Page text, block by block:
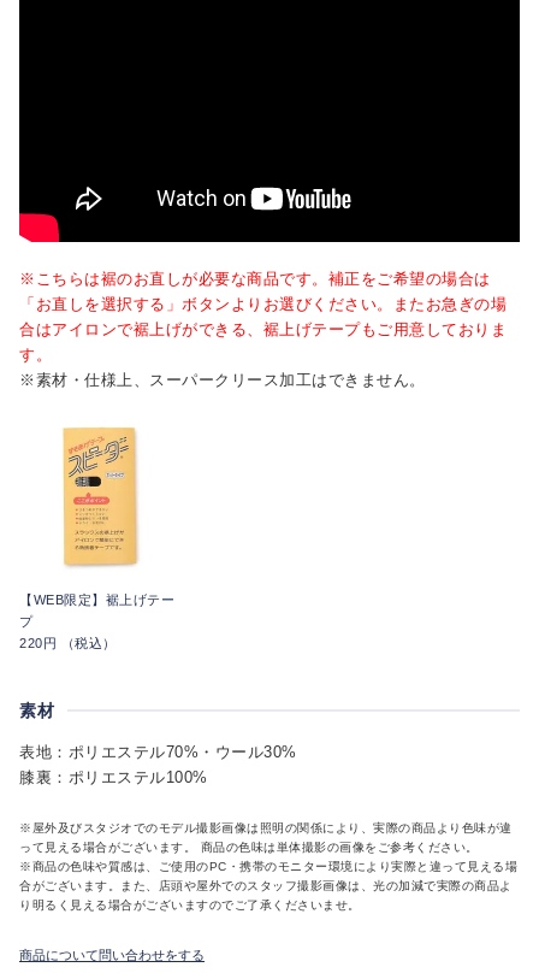
※こちらは裾のお直しが必要な商品です。補正をご希望の場合は
「お直しを選択する」ボタンよりお選びください。またお急ぎの場
合はアイロンで裾上げができる、裾上げテープもご用意しておりま
す。
※素材・仕様上、スーパークリース加工はできません。
【WEB限定】裾上げテー
プ
220円 （税込）
素材
表地：ポリエステル70%・ウール30%
膝裏：ポリエステル100%
※屋外及びスタジオでのモデル撮影画像は照明の関係により、実際の商品より色味が違
って見える場合がございます。 商品の色味は単体撮影の画像をご参考ください。
※商品の色味や質感は、ご使用のPC・携帯のモニター環境により実際と違って見える場
合がございます。また、店頭や屋外でのスタッフ撮影画像は、光の加減で実際の商品よ
り明るく見える場合がございますのでご了承くださいませ。
商品について問い合わせをする